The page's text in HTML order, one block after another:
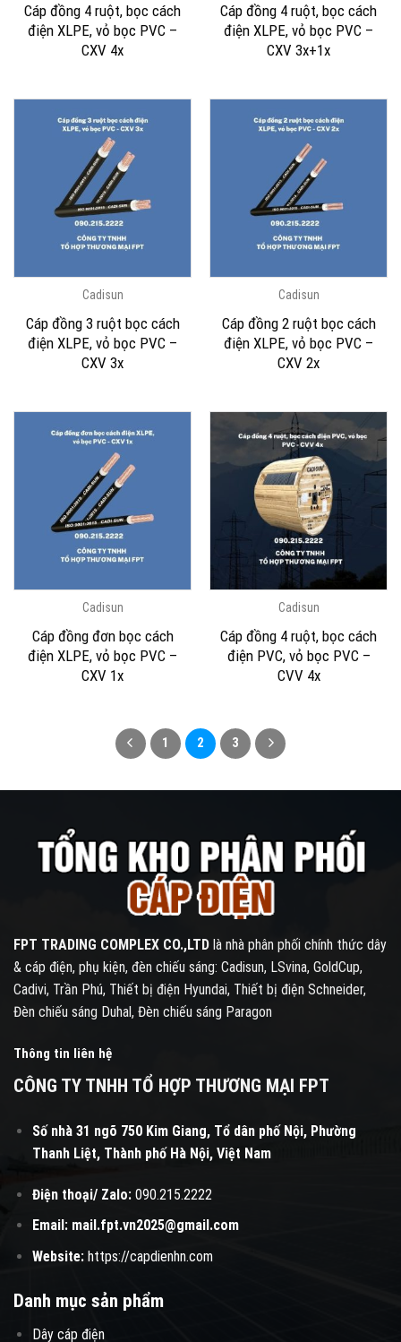
Cáp đồng 4 ruột, bọc cách
điện XLPE, vỏ bọc PVC –
CXV 4x
Cáp đồng 4 ruột, bọc cách
điện XLPE, vỏ bọc PVC –
CXV 3x+1x
Cadisun
Cáp đồng 3 ruột bọc cách
điện XLPE, vỏ bọc PVC –
CXV 3x
Cadisun
Cáp đồng 2 ruột bọc cách
điện XLPE, vỏ bọc PVC –
CXV 2x
Cadisun
Cáp đồng đơn bọc cách
điện XLPE, vỏ bọc PVC –
CXV 1x
Cadisun
Cáp đồng 4 ruột, bọc cách
điện PVC, vỏ bọc PVC –
CVV 4x
1 2 3
FPT TRADING COMPLEX CO.,LTD là nhà phân phối chính thức dây
& cáp điện, phụ kiện, đèn chiếu sáng: Cadisun, LSvina, GoldCup,
Cadivi, Trần Phú, Thiết bị điện Hyundai, Thiết bị điện Schneider,
Đèn chiếu sáng Duhal, Đèn chiếu sáng Paragon
Thông tin liên hệ
CÔNG TY TNHH TỔ HỢP THƯƠNG MẠI FPT
Số nhà 31 ngõ 750 Kim Giang, Tổ dân phố Nội, Phường
Thanh Liệt, Thành phố Hà Nội, Việt Nam
Điện thoại/ Zalo:090.215.2222
Email: mail.fpt.vn2025@gmail.com
Website: https://capdienhn.com
Danh mục sản phẩm
Dây cáp điện